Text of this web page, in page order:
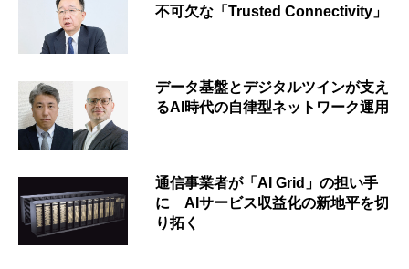
不可欠な「Trusted Connectivity」
データ基盤とデジタルツインが支え
るAI時代の自律型ネットワーク運用
通信事業者が「AI Grid」の担い手
に AIサービス収益化の新地平を切
り拓く